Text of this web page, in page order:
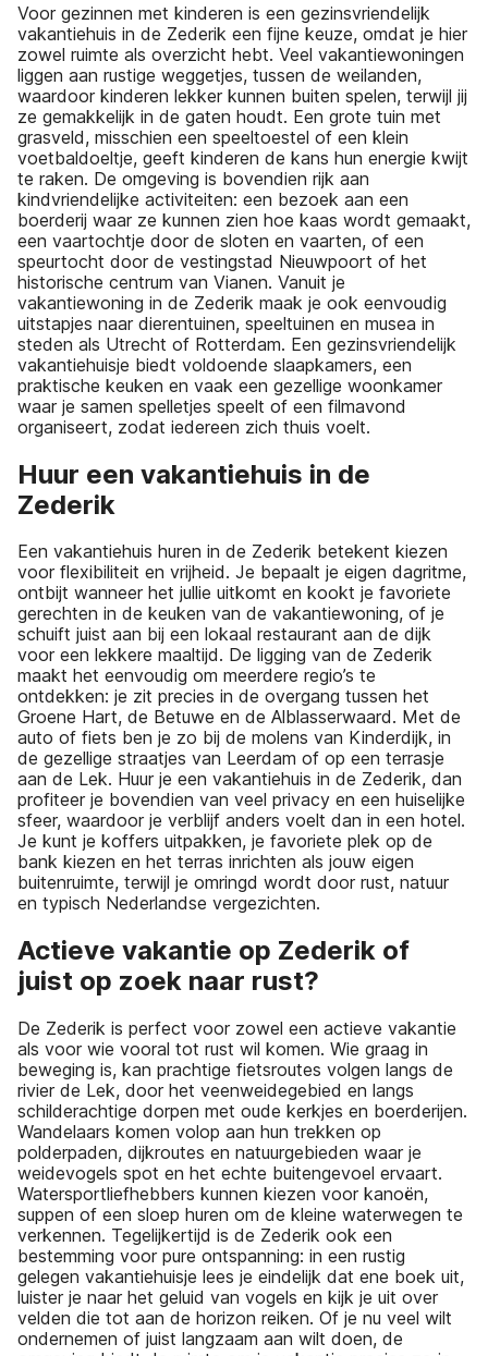
Voor gezinnen met kinderen is een gezinsvriendelijk
vakantiehuis in de Zederik een fijne keuze, omdat je hier
zowel ruimte als overzicht hebt. Veel vakantiewoningen
liggen aan rustige weggetjes, tussen de weilanden,
waardoor kinderen lekker kunnen buiten spelen, terwijl jij
ze gemakkelijk in de gaten houdt. Een grote tuin met
grasveld, misschien een speeltoestel of een klein
voetbaldoeltje, geeft kinderen de kans hun energie kwijt
te raken. De omgeving is bovendien rijk aan
kindvriendelijke activiteiten: een bezoek aan een
boerderij waar ze kunnen zien hoe kaas wordt gemaakt,
een vaartochtje door de sloten en vaarten, of een
speurtocht door de vestingstad Nieuwpoort of het
historische centrum van Vianen. Vanuit je
vakantiewoning in de Zederik maak je ook eenvoudig
uitstapjes naar dierentuinen, speeltuinen en musea in
steden als Utrecht of Rotterdam. Een gezinsvriendelijk
vakantiehuisje biedt voldoende slaapkamers, een
praktische keuken en vaak een gezellige woonkamer
waar je samen spelletjes speelt of een filmavond
organiseert, zodat iedereen zich thuis voelt.
Huur een vakantiehuis in de
Zederik
Een vakantiehuis huren in de Zederik betekent kiezen
voor flexibiliteit en vrijheid. Je bepaalt je eigen dagritme,
ontbijt wanneer het jullie uitkomt en kookt je favoriete
gerechten in de keuken van de vakantiewoning, of je
schuift juist aan bij een lokaal restaurant aan de dijk
voor een lekkere maaltijd. De ligging van de Zederik
maakt het eenvoudig om meerdere regio’s te
ontdekken: je zit precies in de overgang tussen het
Groene Hart, de Betuwe en de Alblasserwaard. Met de
auto of fiets ben je zo bij de molens van Kinderdijk, in
de gezellige straatjes van Leerdam of op een terrasje
aan de Lek. Huur je een vakantiehuis in de Zederik, dan
profiteer je bovendien van veel privacy en een huiselijke
sfeer, waardoor je verblijf anders voelt dan in een hotel.
Je kunt je koffers uitpakken, je favoriete plek op de
bank kiezen en het terras inrichten als jouw eigen
buitenruimte, terwijl je omringd wordt door rust, natuur
en typisch Nederlandse vergezichten.
Actieve vakantie op Zederik of
juist op zoek naar rust?
De Zederik is perfect voor zowel een actieve vakantie
als voor wie vooral tot rust wil komen. Wie graag in
beweging is, kan prachtige fietsroutes volgen langs de
rivier de Lek, door het veenweidegebied en langs
schilderachtige dorpen met oude kerkjes en boerderijen.
Wandelaars komen volop aan hun trekken op
polderpaden, dijkroutes en natuurgebieden waar je
weidevogels spot en het echte buitengevoel ervaart.
Watersportliefhebbers kunnen kiezen voor kanoën,
suppen of een sloep huren om de kleine waterwegen te
verkennen. Tegelijkertijd is de Zederik ook een
bestemming voor pure ontspanning: in een rustig
gelegen vakantiehuisje lees je eindelijk dat ene boek uit,
luister je naar het geluid van vogels en kijk je uit over
velden die tot aan de horizon reiken. Of je nu veel wilt
ondernemen of juist langzaam aan wilt doen, de